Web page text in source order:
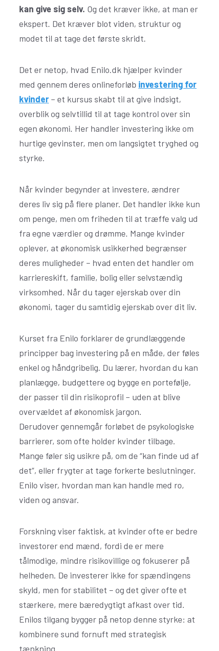
kan give sig selv. Og det kræver ikke, at man er
ekspert. Det kræver blot viden, struktur og
modet til at tage det første skridt.
Det er netop, hvad Enilo.dk hjælper kvinder
med gennem deres onlineforløb investering for
kvinder – et kursus skabt til at give indsigt,
overblik og selvtillid til at tage kontrol over sin
egen økonomi. Her handler investering ikke om
hurtige gevinster, men om langsigtet tryghed og
styrke.
Når kvinder begynder at investere, ændrer
deres liv sig på flere planer. Det handler ikke kun
om penge, men om friheden til at træffe valg ud
fra egne værdier og drømme. Mange kvinder
oplever, at økonomisk usikkerhed begrænser
deres muligheder – hvad enten det handler om
karriereskift, familie, bolig eller selvstændig
virksomhed. Når du tager ejerskab over din
økonomi, tager du samtidig ejerskab over dit liv.
Kurset fra Enilo forklarer de grundlæggende
principper bag investering på en måde, der føles
enkel og håndgribelig. Du lærer, hvordan du kan
planlægge, budgettere og bygge en portefølje,
der passer til din risikoprofil – uden at blive
overvældet af økonomisk jargon.
Derudover gennemgår forløbet de psykologiske
barrierer, som ofte holder kvinder tilbage.
Mange føler sig usikre på, om de “kan finde ud af
det”, eller frygter at tage forkerte beslutninger.
Enilo viser, hvordan man kan handle med ro,
viden og ansvar.
Forskning viser faktisk, at kvinder ofte er bedre
investorer end mænd, fordi de er mere
tålmodige, mindre risikovillige og fokuserer på
helheden. De investerer ikke for spændingens
skyld, men for stabilitet – og det giver ofte et
stærkere, mere bæredygtigt afkast over tid.
Enilos tilgang bygger på netop denne styrke: at
kombinere sund fornuft med strategisk
tænkning.